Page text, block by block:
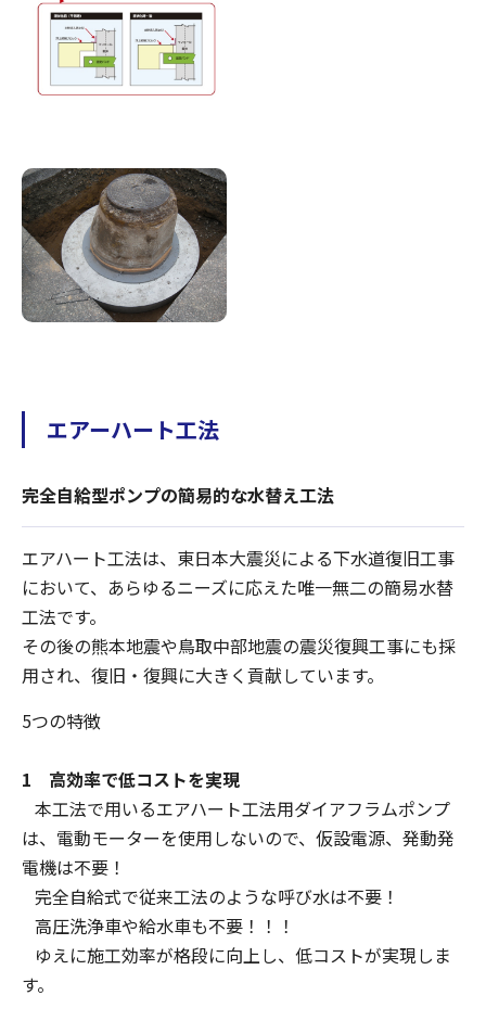
エアーハート工法
完全自給型ポンプの簡易的な水替え工法
エアハート工法は、東日本大震災による下水道復旧工事
において、あらゆるニーズに応えた唯一無二の簡易水替
工法です。
その後の熊本地震や鳥取中部地震の震災復興工事にも採
用され、復旧・復興に大きく貢献しています。
5つの特徴
1 高効率で低コストを実現
本工法で用いるエアハート工法用ダイアフラムポンプ
は、電動モーターを使用しないので、仮設電源、発動発
電機は不要！
完全自給式で従来工法のような呼び水は不要！
高圧洗浄車や給水車も不要！！！
ゆえに施工効率が格段に向上し、低コストが実現しま
す。